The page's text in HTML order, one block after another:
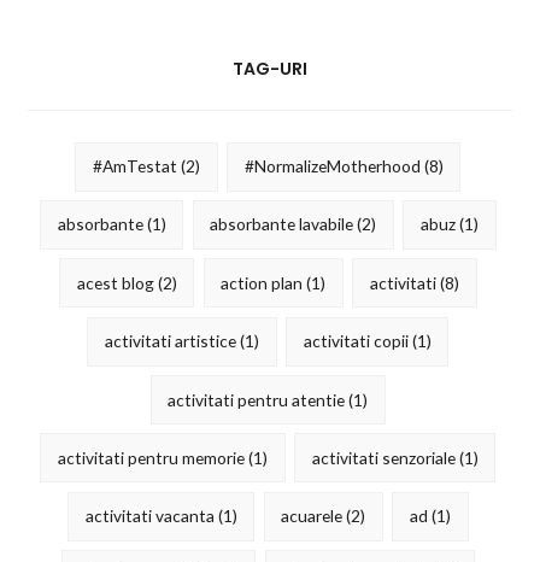
TAG-URI
#AmTestat (2) #NormalizeMotherhood (8)
absorbante(1) absorbante lavabile(2) abuz(1)
acest blog(2) action plan (1) activitati(8)
activitati artistice(1) activitati copii(1)
activitati pentru atentie(1)
activitati pentru memorie(1) activitati senzoriale(1)
activitati vacanta (1) acuarele(2) ad (1)